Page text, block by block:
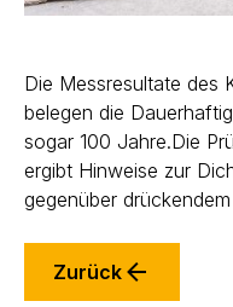
Die Messresultate des
belegen die
sogar 100 Jahre.Die
ergibt Hinweise zur
gegenüber drückendem
Zurück